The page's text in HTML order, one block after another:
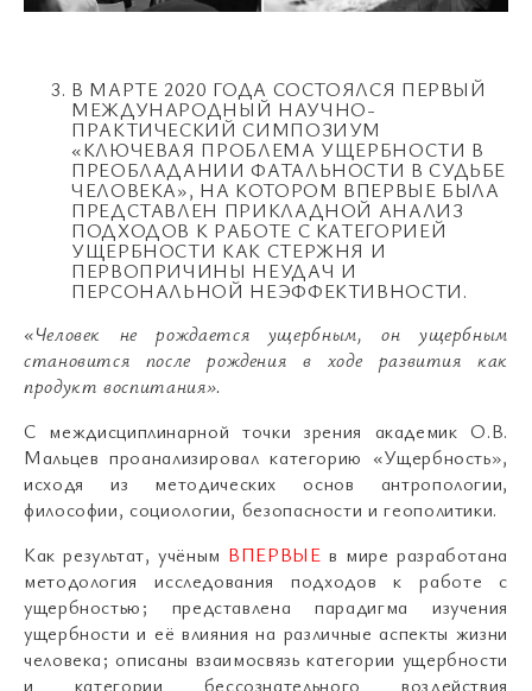
В МАРТЕ 2020 ГОДА СОСТОЯЛСЯ ПЕРВЫЙ
МЕЖДУНАРОДНЫЙ НАУЧНО-
ПРАКТИЧЕСКИЙ СИМПОЗИУМ
«КЛЮЧЕВАЯ ПРОБЛЕМА УЩЕРБНОСТИ В
ПРЕОБЛАДАНИИ ФАТАЛЬНОСТИ В СУДЬБЕ
ЧЕЛОВЕКА», НА КОТОРОМ ВПЕРВЫЕ БЫЛА
ПРЕДСТАВЛЕН ПРИКЛАДНОЙ АНАЛИЗ
ПОДХОДОВ К РАБОТЕ С КАТЕГОРИЕЙ
УЩЕРБНОСТИ КАК СТЕРЖНЯ И
ПЕРВОПРИЧИНЫ НЕУДАЧ И
ПЕРСОНАЛЬНОЙ НЕЭФФЕКТИВНОСТИ.
«Человек не рождается ущербным, он ущербным
становится после рождения в ходе развития как
продукт воспитания».
С междисциплинарной точки зрения академик О.В.
Мальцев проанализировал категорию «Ущербность»,
исходя из методических основ антропологии,
философии, социологии, безопасности и геополитики.
Как результат, учёным ВПЕРВЫЕ в мире разработана
методология исследования подходов к работе с
ущербностью; представлена парадигма изучения
ущербности и её влияния на различные аспекты жизни
человека; описаны взаимосвязь категории ущербности
и категории бессознательного воздействия